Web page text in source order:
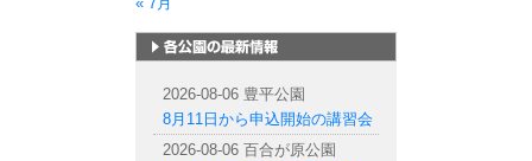
2026-08-06 豊平公園
8月11日から申込開始の講習会
2026-08-06 百合が原公園